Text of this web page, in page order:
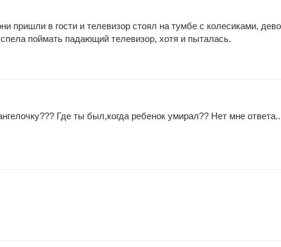
пришли в гости и телевизор стоял на тумбе с колесиками,
поймать падающий телевизор, хотя и пыталась.
Где ты был,когда ребенок умирал?? Нет мне